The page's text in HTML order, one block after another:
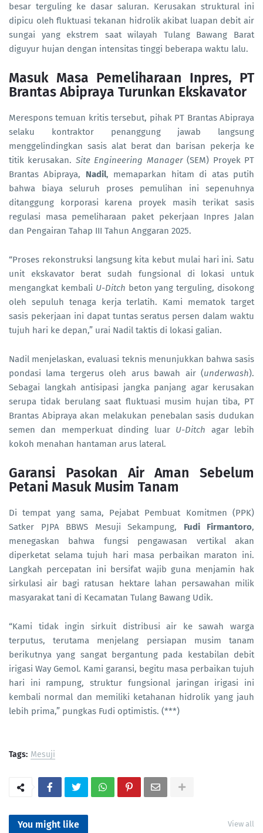
besar terguling ke dasar saluran. Kerusakan struktural ini
dipicu oleh fluktuasi tekanan hidrolik akibat luapan debit air
sungai yang ekstrem saat wilayah Tulang Bawang Barat
diguyur hujan dengan intensitas tinggi beberapa waktu lalu.
Masuk Masa Pemeliharaan Inpres, PT
Brantas Abipraya Turunkan Ekskavator
Merespons temuan kritis tersebut, pihak PT Brantas Abipraya
selaku kontraktor penanggung jawab langsung
menggelindingkan sasis alat berat dan barisan pekerja ke
titik kerusakan. Site Engineering Manager(SEM) Proyek PT
Brantas Abipraya, Nadil, memaparkan hitam di atas putih
bahwa biaya seluruh proses pemulihan ini sepenuhnya
ditanggung korporasi karena proyek masih terikat sasis
regulasi masa pemeliharaan paket pekerjaan Inpres Jalan
dan Pengairan Tahap III Tahun Anggaran 2025.
“Proses rekonstruksi langsung kita kebut mulai hari ini. Satu
unit ekskavator berat sudah fungsional di lokasi untuk
mengangkat kembali U-Ditch beton yang terguling, disokong
oleh sepuluh tenaga kerja terlatih. Kami mematok target
sasis pekerjaan ini dapat tuntas seratus persen dalam waktu
tujuh hari ke depan,” urai Nadil taktis di lokasi galian.
Nadil menjelaskan, evaluasi teknis menunjukkan bahwa sasis
pondasi lama tergerus oleh arus bawah air (underwash).
Sebagai langkah antisipasi jangka panjang agar kerusakan
serupa tidak berulang saat fluktuasi musim hujan tiba, PT
Brantas Abipraya akan melakukan penebalan sasis dudukan
semen dan memperkuat dinding luar U-Ditch agar lebih
kokoh menahan hantaman arus lateral.
Garansi Pasokan Air Aman Sebelum
Petani Masuk Musim Tanam
Di tempat yang sama, Pejabat Pembuat Komitmen (PPK)
Satker PJPA BBWS Mesuji Sekampung, Fudi Firmantoro,
menegaskan bahwa fungsi pengawasan vertikal akan
diperketat selama tujuh hari masa perbaikan maraton ini.
Langkah percepatan ini bersifat wajib guna menjamin hak
sirkulasi air bagi ratusan hektare lahan persawahan milik
masyarakat tani di Kecamatan Tulang Bawang Udik.
“Kami tidak ingin sirkuit distribusi air ke sawah warga
terputus, terutama menjelang persiapan musim tanam
berikutnya yang sangat bergantung pada kestabilan debit
irigasi Way Gemol. Kami garansi, begitu masa perbaikan tujuh
hari ini rampung, struktur fungsional jaringan irigasi ini
kembali normal dan memiliki ketahanan hidrolik yang jauh
lebih prima,” pungkas Fudi optimistis. (***)
Tags: Mesuji
You might like View all